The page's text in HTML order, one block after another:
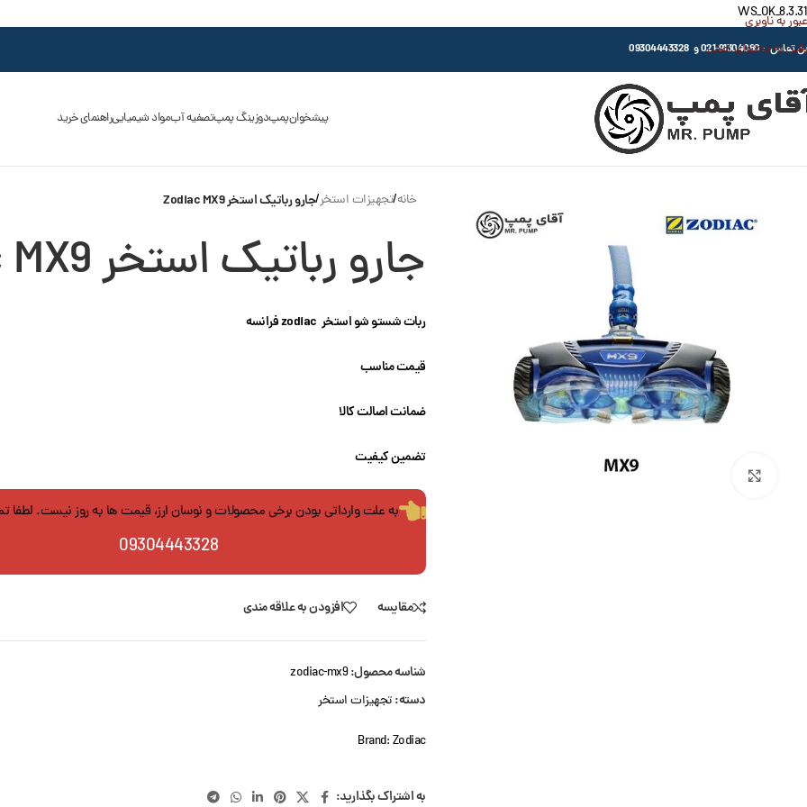
WS_OK_8.3.31
عبور به ناوبری
رفتن به محتوای اصلی
: 91304080-021 و 09304443328
پیشخوانپمپدوزینگ پمپتصفیه آبمواد شیمیاییراهنمای خرید
خانه/تجهیزات استخر/جارو رباتیک استخر Zodiac MX9
جارو رباتیک استخر Zodiac MX9
ربات شستو شو استخر zodiac فرانسه
قیمت مناسب
ضمانت اصالت کالا
تضمین کیفیت
به علت وارداتی بودن برخی محصولات و نوسان ارز، قیمت ها به روز نیست. لطفا
09304443328
مقایسه افزودن به علاقه مندی
شناسه محصول:zodiac-mx9
دسته: تجهیزات استخر
Brand:Zodiac
به اشتراک بگذارید: